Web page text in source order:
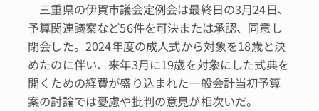
三重県の伊賀市議会定例会は最終日の3月24日、
予算関連議案など56件を可決または承認、同意し
閉会した。2024年度の成人式から対象を18歳と決
めたのに伴い、来年3月に19歳を対象にした式典を
開くための経費が盛り込まれた一般会計当初予算
案の討論では憂慮や批判の意見が相次いだ。